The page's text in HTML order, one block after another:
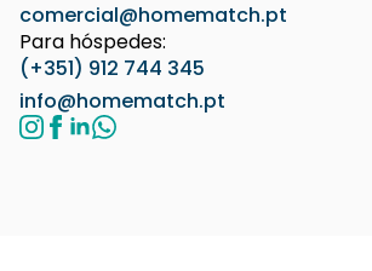
comercial@homematch.pt
Para hóspedes:
(+351) 912 744 345
info@homematch.pt